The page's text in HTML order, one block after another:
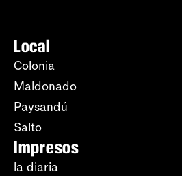
Local
Colonia
Maldonado
Paysandú
Salto
Impresos
la diaria